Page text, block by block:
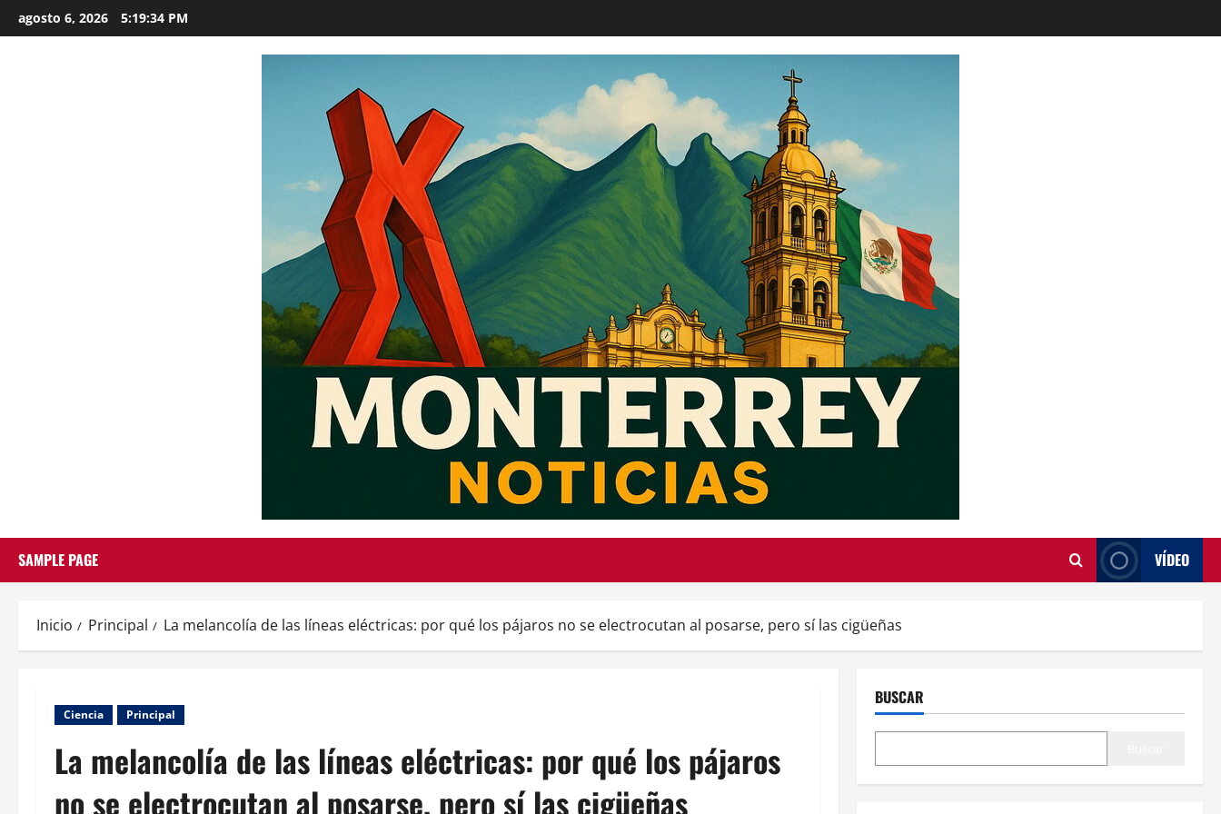
al
agosto 6, 2026 5:19:35 PM
SAMPLE PAGE VÍDEO
Inicio Principal La melancolía de las líneas eléctricas: por qué los pájaros no se electrocutan al posarse, pero sí las cigüeñas
Ciencia Principal
La melancolía de las líneas eléctricas: por qué los pájaros
no se electrocutan al posarse, pero sí las cigüeñas
BUSCAR